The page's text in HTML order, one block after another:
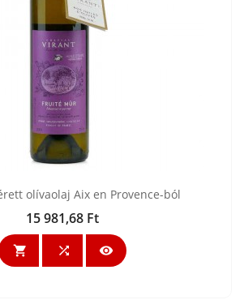
olívaolaj Aix en Provence-ból
Ár
15 981,68 Ft
  